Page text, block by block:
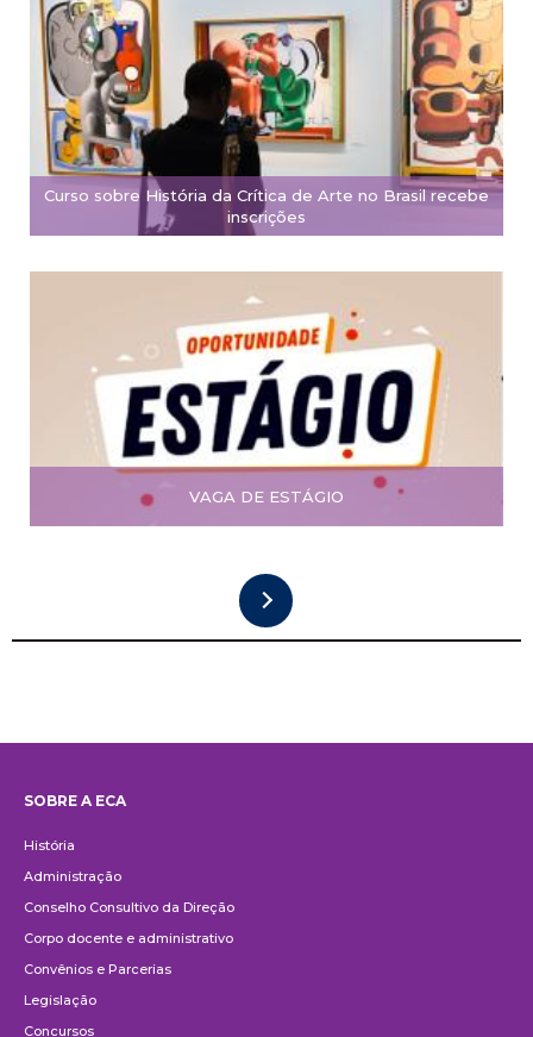
Curso sobre História da Crítica de Arte no Brasil recebe
inscrições
VAGA DE ESTÁGIO
SOBRE A ECA
História
Administração
Conselho Consultivo da Direção
Corpo docente e administrativo
Convênios e Parcerias
Legislação
Concursos